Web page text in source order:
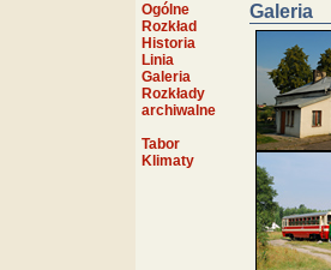
Ogólne
Rozkład
Historia
Linia
Galeria
Rozkłady
archiwalne
Tabor
Klimaty
Galeria